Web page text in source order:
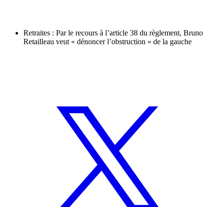
Retraites : Par le recours à l’article 38 du règlement, Bruno
Retailleau veut « dénoncer l’obstruction » de la gauche